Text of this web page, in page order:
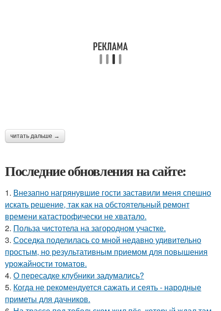
читать дальше →
Последние обновления на сайте:
1. Внезапно нагрянувшие гости заставили меня спешно
искать решение, так как на обстоятельный ремонт
времени катастрофически не хватало.
2. Польза чистотела на загородном участке.
3. Соседка поделилась со мной недавно удивительно
простым, но результативным приемом для повышения
урожайности томатов.
4. О пересадке клубники задумались?
5. Когда не рекомендуется сажать и сеять - народные
приметы для дачников.